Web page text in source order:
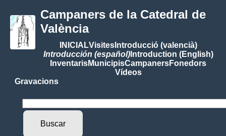
Campaners de la Catedral de
València
INICIALVisitesIntroducció (valencià)
Introducción (español)Introduction (English)
InventarisMunicipisCampanersFonedors
Vídeos
Gravacions